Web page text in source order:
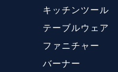
キッチンツール
テーブルウェア
ファニチャー
バーナー